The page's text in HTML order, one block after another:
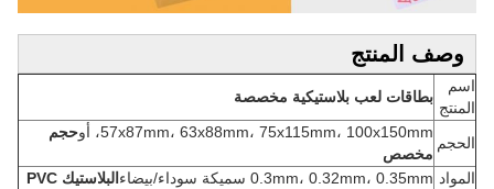
وصف المنتج
اسم
المنتج
بطاقات لعب بلاستيكية مخصصة
الحجم
57x87mm، 63x88mm، 75x115mm، 100x150mm، أو
حجم
مخصص
المواد 0.3mm، 0.32mm، 0.35mm سميكة سوداء/بيضاء
البلاستيك PVC